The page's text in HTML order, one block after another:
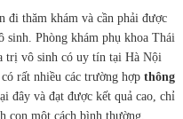
đi thăm khám và cần phải được
Phòng khám phụ khoa Thái
trị vô sinh có uy tín tại Hà Nội
rất nhiều các trường hợp thông
đây và đạt được kết quả cao, chỉ
con một cách bình thường.